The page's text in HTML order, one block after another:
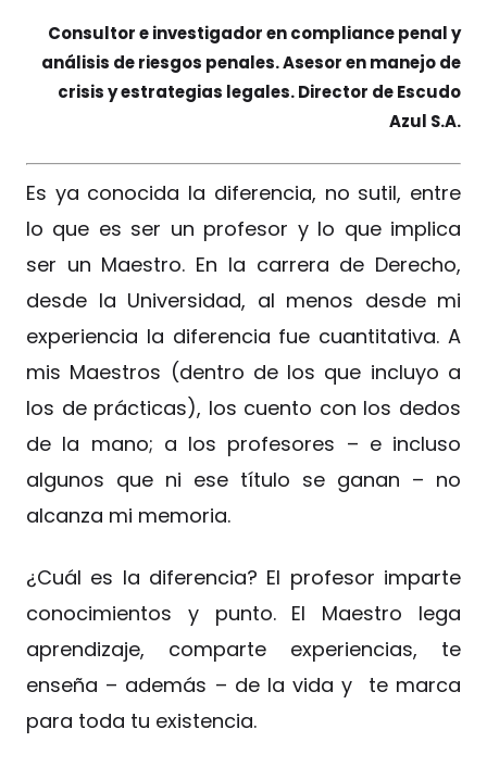
Consultor e investigador en compliance penal y
análisis de riesgos penales. Asesor en manejo de
crisis y estrategias legales. Director de Escudo
Azul S.A.
Es ya conocida la diferencia, no sutil, entre
lo que es ser un profesor y lo que implica
ser un Maestro. En la carrera de Derecho,
desde la Universidad, al menos desde mi
experiencia la diferencia fue cuantitativa. A
mis Maestros (dentro de los que incluyo a
los de prácticas), los cuento con los dedos
de la mano; a los profesores – e incluso
algunos que ni ese título se ganan – no
alcanza mi memoria.
¿Cuál es la diferencia? El profesor imparte
conocimientos y punto. El Maestro lega
aprendizaje, comparte experiencias, te
enseña – además – de la vida y te marca
para toda tu existencia.